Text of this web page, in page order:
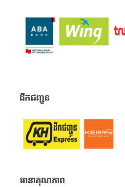
ដឹកជញ្ជូន
ធានាគុណភាព